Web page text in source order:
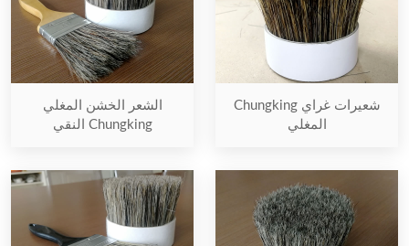
شعيرات غراي Chungking
المغلي
الشعر الخشن المغلي
Chungking النقي